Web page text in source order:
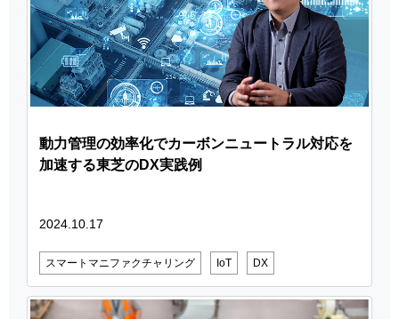
動力管理の効率化でカーボンニュートラル対応を
加速する東芝のDX実践例
2024.10.17
スマートマニファクチャリング IoT DX